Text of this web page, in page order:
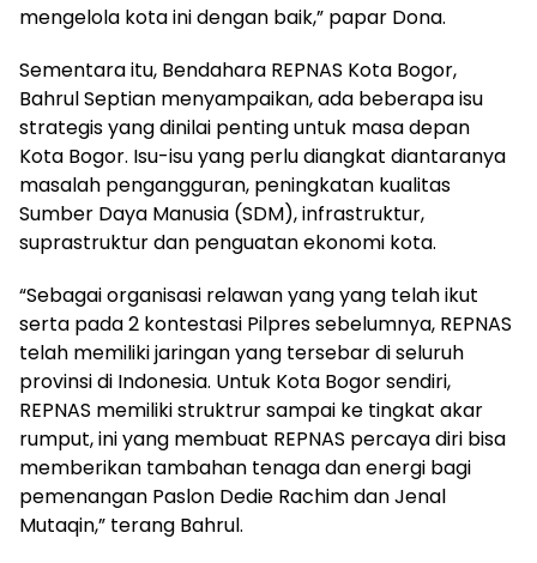
mengelola kota ini dengan baik,” papar Dona.
Sementara itu, Bendahara REPNAS Kota Bogor,
Bahrul Septian menyampaikan, ada beberapa isu
strategis yang dinilai penting untuk masa depan
Kota Bogor. Isu-isu yang perlu diangkat diantaranya
masalah pengangguran, peningkatan kualitas
Sumber Daya Manusia (SDM), infrastruktur,
suprastruktur dan penguatan ekonomi kota.
“Sebagai organisasi relawan yang yang telah ikut
serta pada 2 kontestasi Pilpres sebelumnya, REPNAS
telah memiliki jaringan yang tersebar di seluruh
provinsi di Indonesia. Untuk Kota Bogor sendiri,
REPNAS memiliki struktrur sampai ke tingkat akar
rumput, ini yang membuat REPNAS percaya diri bisa
memberikan tambahan tenaga dan energi bagi
pemenangan Paslon Dedie Rachim dan Jenal
Mutaqin,” terang Bahrul.